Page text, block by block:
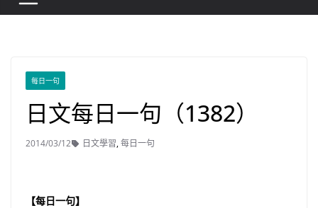
每日一句
日文每日一句（1382）
2014/03/12 日文學習,每日一句
【每日一句】